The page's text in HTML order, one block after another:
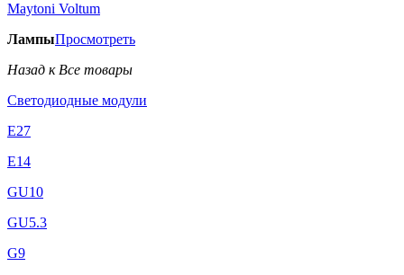
Maytoni Voltum
ЛампыПросмотреть
Назад к Все товары
Светодиодные модули
E27
E14
GU10
GU5.3
G9